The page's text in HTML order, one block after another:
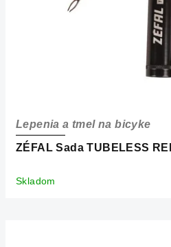
ZÉFAL Sada TUBELESS
Lepenia a tmel na bicyke
Skladom